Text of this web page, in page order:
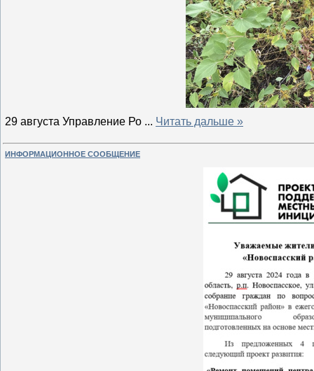
29 августа Управление Ро ... Читать дальше »
ИНФОРМАЦИОННОЕ СООБЩЕНИЕ